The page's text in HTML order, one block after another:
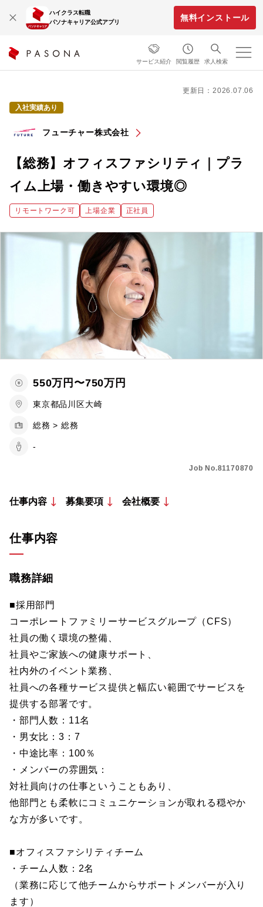
ハイクラス転職
パソナキャリア公式アプリ
無料インストール
サービス紹介 閲覧履歴 求人検索
更新日：2026.07.06
入社実績あり
フューチャー株式会社
【総務】オフィスファシリティ｜プラ
イム上場・働きやすい環境◎
リモートワーク可 上場企業 正社員
550万円〜750万円
東京都品川区大崎
総務 > 総務
-
Job No.81170870
仕事内容 募集要項 会社概要
仕事内容
職務詳細
■採用部門
コーポレートファミリーサービスグループ（CFS）
社員の働く環境の整備、
社員やご家族への健康サポート、
社内外のイベント業務、
社員への各種サービス提供と幅広い範囲でサービスを
提供する部署です。
・部門人数：11名
・男女比：3：7
・中途比率：100％
・メンバーの雰囲気：
対社員向けの仕事ということもあり、
他部門とも柔軟にコミュニケーションが取れる穏やか
な方が多いです。
■オフィスファシリティチーム
・チーム人数：2名
（業務に応じて他チームからサポートメンバーが入り
ます）